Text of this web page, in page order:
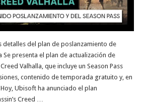
detalles del plan de poslanzamiento de
Se presenta el plan de actualización de
Valhalla, que incluye un Season Pass
contenido de temporada gratuito y, en
Ubisoft ha anunciado el plan
Creed …